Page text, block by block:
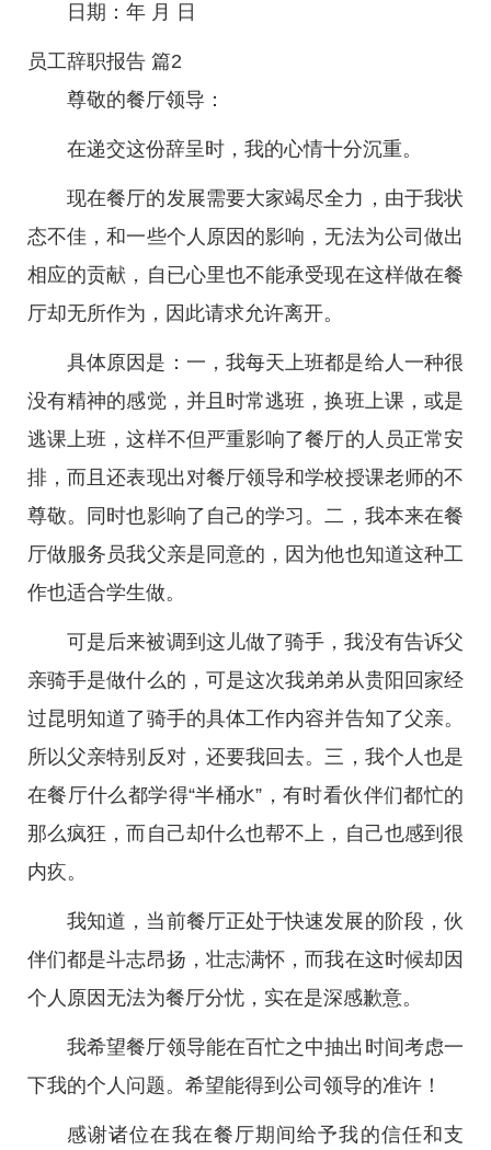
日期：年 月 日
员工辞职报告 篇2
尊敬的餐厅领导：
在递交这份辞呈时，我的心情十分沉重。
现在餐厅的发展需要大家竭尽全力，由于我状
态不佳，和一些个人原因的影响，无法为公司做出
相应的贡献，自已心里也不能承受现在这样做在餐
厅却无所作为，因此请求允许离开。
具体原因是：一，我每天上班都是给人一种很
没有精神的感觉，并且时常逃班，换班上课，或是
逃课上班，这样不但严重影响了餐厅的人员正常安
排，而且还表现出对餐厅领导和学校授课老师的不
尊敬。同时也影响了自己的学习。二，我本来在餐
厅做服务员我父亲是同意的，因为他也知道这种工
作也适合学生做。
可是后来被调到这儿做了骑手，我没有告诉父
亲骑手是做什么的，可是这次我弟弟从贵阳回家经
过昆明知道了骑手的具体工作内容并告知了父亲。
所以父亲特别反对，还要我回去。三，我个人也是
在餐厅什么都学得“半桶水”，有时看伙伴们都忙的
那么疯狂，而自己却什么也帮不上，自己也感到很
内疚。
我知道，当前餐厅正处于快速发展的阶段，伙
伴们都是斗志昂扬，壮志满怀，而我在这时候却因
个人原因无法为餐厅分忧，实在是深感歉意。
我希望餐厅领导能在百忙之中抽出时间考虑一
下我的个人问题。希望能得到公司领导的准许！
感谢诸位在我在餐厅期间给予我的信任和支